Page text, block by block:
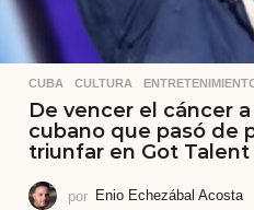
CUBA ,CULTURA ,
De vencer el cáncer
cubano que pasó de
triunfar en Got Talent
por Enio Echezábal Acosta